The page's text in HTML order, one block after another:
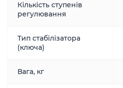
Кількість ступенів
регулювання
Тип стабілізатора
(ключа)
Вага, кг